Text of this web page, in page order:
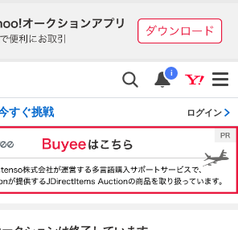
i
すぐ挑戦 ログイン